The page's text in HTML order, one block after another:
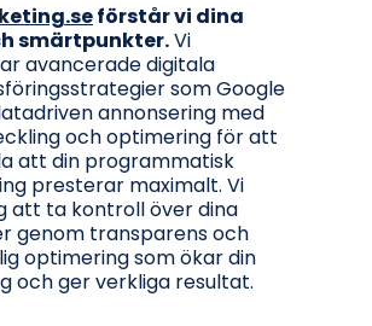
förstår vi dina
smärtpunkter.Vi
avancerade digitala
som Google
annonsering med
och optimering för att
att din programmatisk
presterar maximalt. Vi
att ta kontroll över dina
genom transparens och
optimering som ökar din
och ger verkliga resultat.